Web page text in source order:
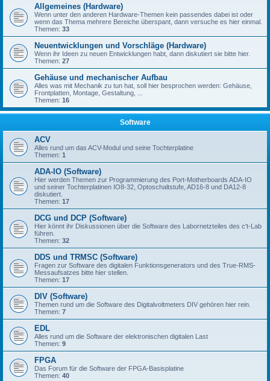
Allgemeines (Hardware)
Wenn unter den anderen Hardware-Themen kein passendes dabei ist oder
wenn das Thema mehrere Bereiche überspant, dann versuche es hier einmal.
Themen: 33
Neuentwicklungen und Vorschläge (Hardware)
Wenn ihr Ideen zu neuen Entwicklungen habt, dann diskutiert sie bitte hier.
Themen: 27
Gehäuse und mechanischer Aufbau
Alles was mit Mechanik zu tun hat, soll hier besprochen werden: Gehäuse,
Frontplatten, Montage, Gestaltung, ...
Themen: 16
Software
ACV
Alles rund um das ACV-Modul und seine Tochterplatine
Themen: 1
ADA-IO (Software)
Hier werden Themen zur Programmierung des Port-Motherboards ADA-IO
und seiner Tochterplatinen IO8-32, Optoschaltstufe, AD16-8 und DA12-8
diskutiert.
Themen: 17
DCG und DCP (Software)
Hier könnt ihr Diskussionen über die Software des Labornetzteiles des c't-Lab
führen.
Themen: 32
DDS und TRMSC (Software)
Fragen zur Software des digitalen Funktionsgenerators und des True-RMS-
Messaufsatzes bitte hier stellen.
Themen: 17
DIV (Software)
Themen rund um die Software des Digitalvoltmeters DIV gehören hier rein.
Themen: 7
EDL
Alles rund um die Software der elektronischen digitalen Last
Themen: 9
FPGA
Das Forum für die Software der FPGA-Basisplatine
Themen: 40